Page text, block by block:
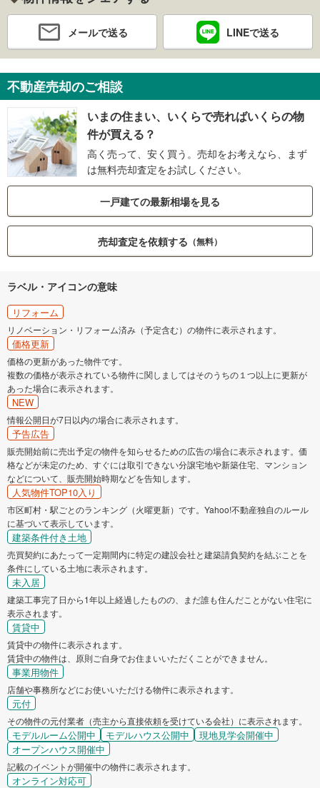
メールで送る LINEで送る
不動産売却のご相談
いまの住まい、いくらで売ればいくらの物
件が買える？
高く売って、安く買う。売却をお考えなら、まず
は無料売却査定をお試しください。
一戸建ての最新相場を見る
売却査定を依頼する （無料）
ラベル・アイコンの意味
リフォーム
リノベーション・リフォーム済み（予定含む）の物件に表示されます。
価格更新
価格の更新があった物件です。
複数の価格が表示されている物件に関しましてはそのうちの１つ以上に更新が
あった場合に表示されます。
NEW
情報公開日が7日以内の場合に表示されます。
予告広告
販売開始前に売出予定の物件を知らせるための広告の場合に表示されます。価
格などが未定のため、すぐには取引できない分譲宅地や新築住宅、マンション
などについて、販売開始時期などを告知します。
人気物件TOP10入り
市区町村・駅ごとのランキング（火曜更新）です。Yahoo!不動産独自のルール
に基づいて表示しています。
建築条件付き土地
売買契約にあたって一定期間内に特定の建設会社と建築請負契約を結ぶことを
条件にしている土地に表示されます。
未入居
建築工事完了日から1年以上経過したものの、まだ誰も住んだことがない住宅に
表示されます。
賃貸中
賃貸中の物件に表示されます。
賃貸中の物件は、原則ご自身でお住まいいただくことができません。
事業用物件
店舗や事務所などにお使いいただける物件に表示されます。
元付
その物件の元付業者（売主から直接依頼を受けている会社）に表示されます。
モデルルーム公開中 モデルハウス公開中
現地見学会開催中
オープンハウス開催中
記載のイベントが開催中の物件に表示されます。
オンライン対応可